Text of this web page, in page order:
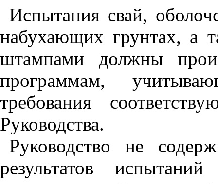
Испытания свай,
набухающих грунтах, а
штампами должны
программам,
требования
Руководства.
Руководство не
результатов